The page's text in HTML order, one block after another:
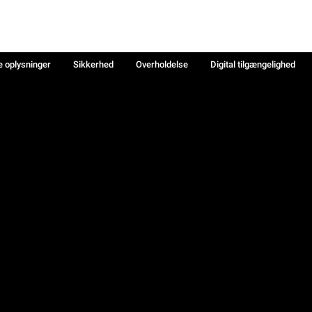
oplysninger Sikkerhed Overholdelse
Digital tilgængelighed